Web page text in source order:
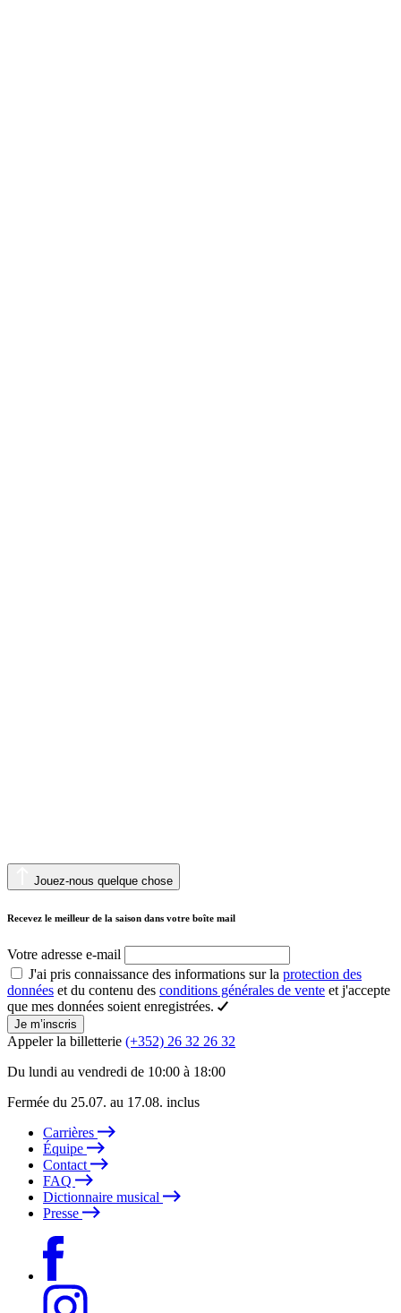
Jouez-nous quelque chose
Recevez le meilleur de la saison dans votre boîte mail
Votre adresse e-mail
J'ai pris connaissance des informations sur la protection des
données et du contenu des conditions générales de vente et j'accepte
que mes données soient enregistrées.
Je m’inscris
Appeler la billetterie (+352) 26 32 26 32
Du lundi au vendredi de 10:00 à 18:00
Fermée du 25.07. au 17.08. inclus
Carrières
Équipe
Contact
FAQ
Dictionnaire musical
Presse